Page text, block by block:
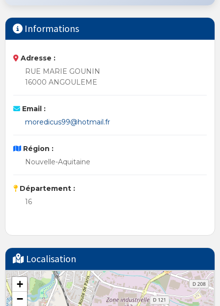
Informations
Adresse :
RUE MARIE GOUNIN
16000 ANGOULEME
Email :
moredicus99@hotmail.fr
Région :
Nouvelle-Aquitaine
Département :
16
Localisation
+
−